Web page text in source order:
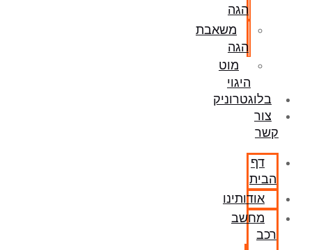
הגה
משאבת
הגה
מוט
היגוי
בלוגטרוניק
צור
קשר
דף
הבית
אודותינו
מחשב
רכב